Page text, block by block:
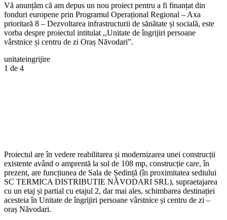
Vă anunțăm că am depus un nou proiect pentru a fi finanțat din
fonduri europene prin Programul Operațional Regional – Axa
prioritară 8 – Dezvoltarea infrastructurii de sănătate și socială, este
vorba despre proiectul intitulat ,,Unitate de îngrijiri persoane
vârstnice și centru de zi Oraș Năvodari”.
unitateingrijire
1 de 4
Proiectul are în vedere reabilitarea și modernizarea unei construcții
existente având o amprentă la sol de 108 mp, construcție care, în
prezent, are funcțiunea de Sala de Ședință (în proximitatea sediului
SC TERMICA DISTRIBUTIE NĂVODARI SRL), supraetajarea
cu un etaj și partial cu etajul 2, dar mai ales, schimbarea destinației
acesteia în Unitate de îngrijiri persoane vârstnice și centru de zi –
oraș Năvodari.